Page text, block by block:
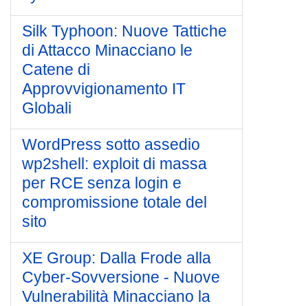
Silk Typhoon: Nuove Tattiche
di Attacco Minacciano le
Catene di
Approvvigionamento IT
Globali
WordPress sotto assedio
wp2shell: exploit di massa
per RCE senza login e
compromissione totale del
sito
XE Group: Dalla Frode alla
Cyber-Sovversione - Nuove
Vulnerabilità Minacciano la